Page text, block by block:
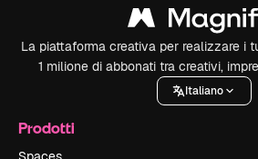
La piattaforma creativa per realizzare i
1 milione di abbonati tra creativi,
Italiano
Prodotti